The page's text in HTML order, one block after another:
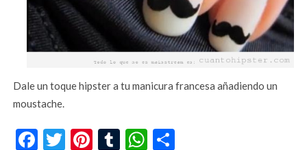
Dale un toque hipster a tu manicura francesa añadiendo un
moustache.
Facebook
Twitter
Pinterest
TumblrWhatsApp